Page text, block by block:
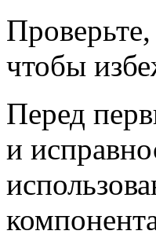
чтобы
Перед
и